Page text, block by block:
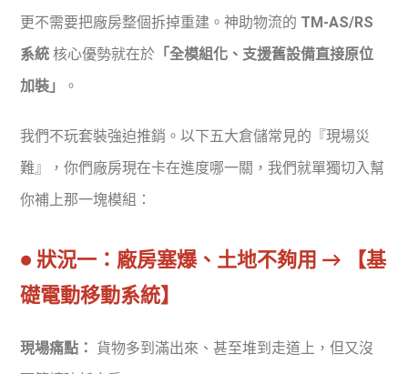
更不需要把廠房整個拆掉重建。神助物流的 TM-AS/RS
系統 核心優勢就在於 「全模組化、支援舊設備直接原位
加裝」
。
我們不玩套裝強迫推銷。以下五大倉儲常見的『現場災
難』，你們廠房現在卡在進度哪一關，我們就單獨切入幫
你補上那一塊模組：
● 狀況一：廠房塞爆、土地不夠用 → 【基
礎電動移動系統】
現場痛點： 貨物多到滿出來、甚至堆到走道上，但又沒